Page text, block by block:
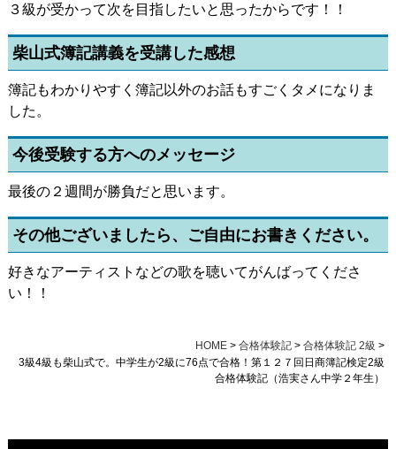
３級が受かって次を目指したいと思ったからです！！
柴山式簿記講義を受講した感想
簿記もわかりやすく簿記以外のお話もすごくタメになりま
した。
今後受験する方へのメッセージ
最後の２週間が勝負だと思います。
その他ございましたら、ご自由にお書きください。
好きなアーティストなどの歌を聴いてがんばってくださ
い！！
HOME> 合格体験記> 合格体験記 2級 >
3級4級も柴山式で。中学生が2級に76点で合格！第１２７回日商簿記検定2級
合格体験記（浩実さん中学２年生）